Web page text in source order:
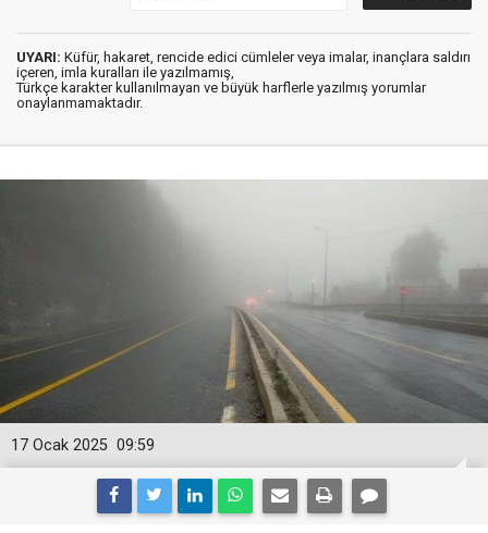
UYARI: Küfür, hakaret, rencide edici cümleler veya imalar, inançlara saldırı
içeren, imla kuralları ile yazılmamış,
Türkçe karakter kullanılmayan ve büyük harflerle yazılmış yorumlar
onaylanmamaktadır.
09:59
17 Ocak 2025